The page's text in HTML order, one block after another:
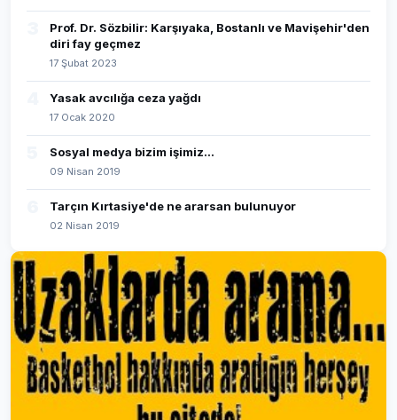
Prof. Dr. Sözbilir: Karşıyaka, Bostanlı ve Mavişehir'den
diri fay geçmez
17 Şubat 2023
Yasak avcılığa ceza yağdı
17 Ocak 2020
Sosyal medya bizim işimiz...
09 Nisan 2019
Tarçın Kırtasiye'de ne ararsan bulunuyor
02 Nisan 2019